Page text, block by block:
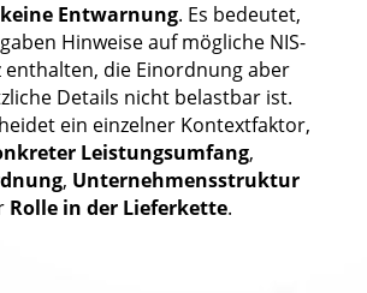
keine Entwarnung. Es bedeutet,
Hinweise auf mögliche NIS-
enthalten, die Einordnung aber
Details nicht belastbar ist.
ein einzelner Kontextfaktor,
Leistungsumfang,
, Unternehmensstruktur
Rolle in der Lieferkette.